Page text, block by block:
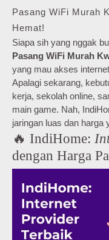
Pasang WiFi Murah
Hemat!
Siapa sih yang nggak
Pasang WiFi Murah
yang mau akses
Apalagi sekarang,
kerja, sekolah online,
main game. Nah,
jaringan luas dan harga
🔥 IndiHome:
dengan Harga